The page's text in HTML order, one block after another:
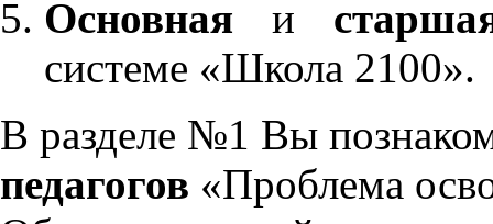
Основнаяи
системе «Школа 2100».
В разделе №1 Вы
педагогов «Проблема